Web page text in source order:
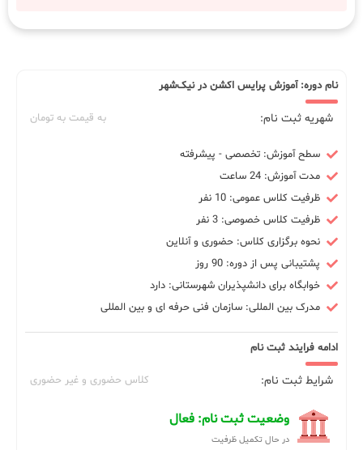
نام دوره: آموزش پرایس اکشن در نیک‌شهر
شهریه ثبت نام: به قیمت به تومان
سطح آموزش: تخصصی - پیشرفته
مدت آموزش: 24 ساعت
ظرفیت کلاس عمومی: 10 نفر
ظرفیت کلاس خصوصی: 3 نفر
نحوه برگزاری کلاس: حضوری و آنلاین
پشتیبانی پس از دوره: 90 روز
خوابگاه برای دانشپذیران شهرستانی: دارد
مدرک بین المللی: سازمان فنی حرفه ای و بین المللی
ادامه فرایند ثبت نام
شرایط ثبت نام: کلاس حضوری و غیر حضوری
وضعیت ثبت نام: فعال
در حال تکمیل ظرفیت